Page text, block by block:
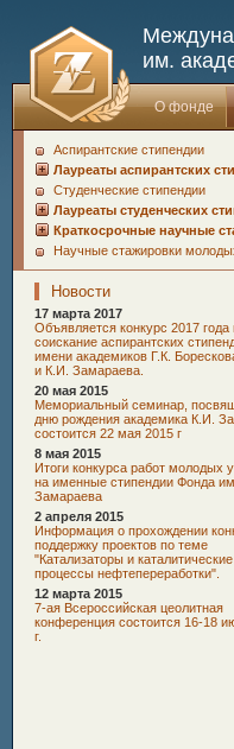
им.
О фонде
Аспирантские стипендии
Лауреаты аспирантских
Студенческие стипендии
Лауреаты студенческих
Краткосрочные научные
Научные стажировки
Новости
17 марта 2017
Oбъявляется конкурс 2017 года
соискание аспирантских
имени академиков Г.К.
и К.И. Замараева.
20 мая 2015
Мемориальный семинар,
дню рождения академика К.И.
состоится 22 мая 2015 г
8 мая 2015
Итоги конкурса работ молодых
на именные стипендии Фонда
Замараева
2 апреля 2015
Информация о прохождении
поддержку проектов по теме
"Катализаторы и каталитические
процессы нефтепереработки".
12 марта 2015
7-ая Всероссийская цеолитная
конференция состоится 16-18
г.